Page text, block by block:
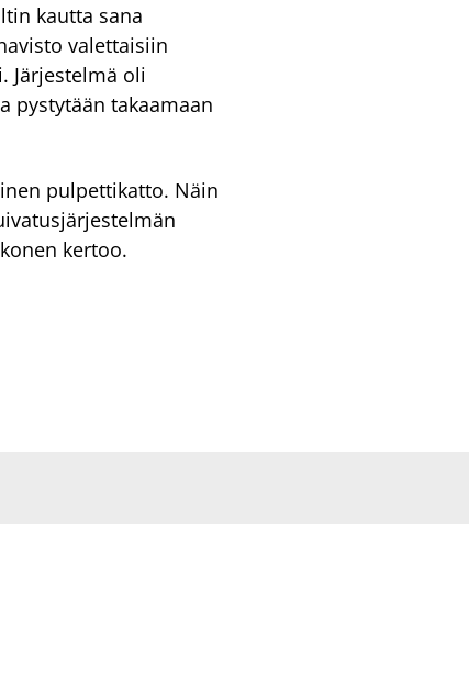
kautta sana
valettaisiin
Järjestelmä oli
pystytään takaamaan
pulpettikatto. Näin
kertoo.